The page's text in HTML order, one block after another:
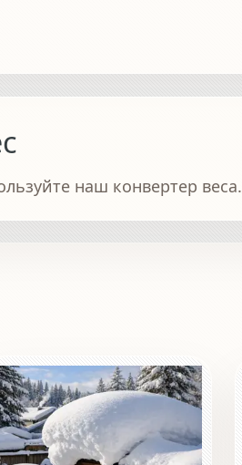
наш конвертер веса.